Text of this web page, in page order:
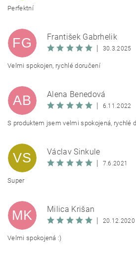
Perfektní
FG
František Gabrhelik
|
30.3.2025
Velmi spokojen, rychlé doručení
AB
Alena Benedová
|
6.11.2022
S produktem jsem velmi spokojená, rychlé
VS
Václav Sinkule
|
7.6.2021
Super
MK
Milica Krišan
|
20.12.2020
Velmi spokojená :)